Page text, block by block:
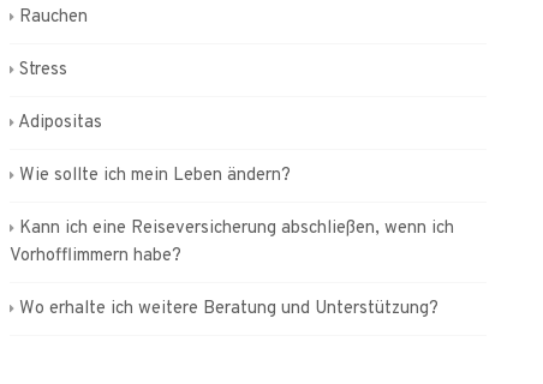
Rauchen
Stress
Adipositas
Wie sollte ich mein Leben ändern?
Kann ich eine Reiseversicherung abschließen, wenn ich
Vorhofflimmern habe?
Wo erhalte ich weitere Beratung und Unterstützung?